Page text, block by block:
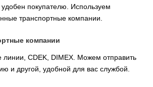
удобен покупателю. Используем
транспортные компании.
компании
линии, CDEK, DIMEX. Можем отправить
и другой, удобной для вас службой.